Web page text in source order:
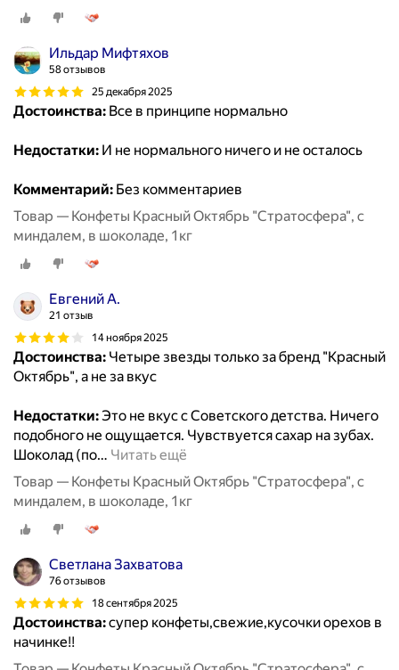
Ильдар Мифтяхов
58 отзывов
25 декабря 2025
Достоинства: Все в принципе нормально
Недостатки: И не нормального ничего и не осталось
Комментарий: Без комментариев
Товар — Конфеты Красный Октябрь "Стратосфера", с
миндалем, в шоколаде, 1кг
Евгений А.
21 отзыв
14 ноября 2025
Достоинства: Четыре звезды только за бренд "Красный
Октябрь", а не за вкус
Недостатки:Это не вкус с Советского детства. Ничего
подобного не ощущается. Чувствуется сахар на зубах.
Шоколад (по… Читать ещё
Товар — Конфеты Красный Октябрь "Стратосфера", с
миндалем, в шоколаде, 1кг
Светлана Захватова
76 отзывов
18 сентября 2025
Достоинства:супер конфеты,свежие,кусочки орехов в
начинке!!